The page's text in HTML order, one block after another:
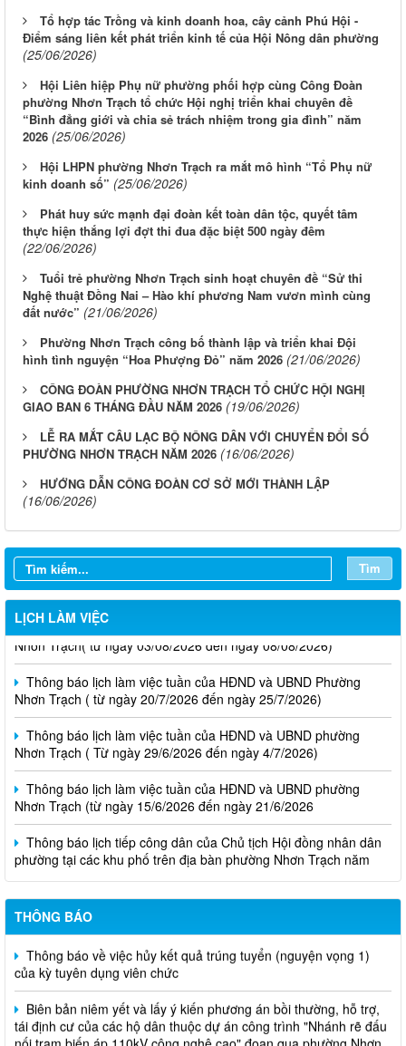
Tổ hợp tác Trồng và kinh doanh hoa, cây cảnh Phú Hội -
Điểm sáng liên kết phát triển kinh tế của Hội Nông dân phường
(25/06/2026)
Hội Liên hiệp Phụ nữ phường phối hợp cùng Công Đoàn
phường Nhơn Trạch tổ chức Hội nghị triển khai chuyên đề
“Bình đẳng giới và chia sẻ trách nhiệm trong gia đình” năm
2026 (25/06/2026)
Hội LHPN phường Nhơn Trạch ra mắt mô hình “Tổ Phụ nữ
kinh doanh số” (25/06/2026)
Phát huy sức mạnh đại đoàn kết toàn dân tộc, quyết tâm
thực hiện thắng lợi đợt thi đua đặc biệt 500 ngày đêm
(22/06/2026)
Tuổi trẻ phường Nhơn Trạch sinh hoạt chuyên đề “Sử thi
Nghệ thuật Đồng Nai – Hào khí phương Nam vươn mình cùng
đất nước” (21/06/2026)
Phường Nhơn Trạch công bố thành lập và triển khai Đội
hình tình nguyện “Hoa Phượng Đỏ” năm 2026 (21/06/2026)
CÔNG ĐOÀN PHƯỜNG NHƠN TRẠCH TỔ CHỨC HỘI NGHỊ
GIAO BAN 6 THÁNG ĐẦU NĂM 2026 (19/06/2026)
LỄ RA MẮT CÂU LẠC BỘ NÔNG DÂN VỚI CHUYỂN ĐỔI SỐ
PHƯỜNG NHƠN TRẠCH NĂM 2026 (16/06/2026)
HƯỚNG DẪN CÔNG ĐOÀN CƠ SỞ MỚI THÀNH LẬP
(16/06/2026)
Tìm
LỊCH LÀM VIỆC
Thông báo lịch làm việc tuần của HĐND và UBND phường
Nhơn Trạch( từ ngày 03/08/2026 đến ngày 08/08/2026)
Thông báo lịch làm việc tuần của HĐND và UBND Phường
Nhơn Trạch ( từ ngày 20/7/2026 đến ngày 25/7/2026)
Thông báo lịch làm việc tuần của HĐND và UBND phường
Nhơn Trạch ( Từ ngày 29/6/2026 đến ngày 4/7/2026)
Thông báo lịch làm việc tuần của HĐND và UBND phường
Nhơn Trạch (từ ngày 15/6/2026 đến ngày 21/6/2026
Thông báo lịch tiếp công dân của Chủ tịch Hội đồng nhân dân
phường tại các khu phố trên địa bàn phường Nhơn Trạch năm
2026
THÔNG BÁO
Niêm yết phương án bồi thường, hỗ trợ, tái định cư
Thông báo về việc hủy kết quả trúng tuyển (nguyện vọng 1)
của kỳ tuyên dụng viên chức
Biên bản niêm yết và lấy ý kiến phương án bồi thường, hỗ trợ,
tái định cư của các hộ dân thuộc dự án công trình "Nhánh rẽ đấu
nối trạm biến áp 110kV công nghệ cao" đoạn qua phường Nhơn
Trạch, thành phố Đồng Nai